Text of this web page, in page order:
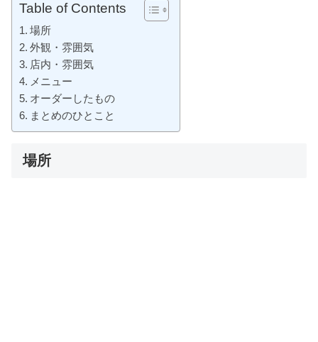
Table of Contents
場所
外観・雰囲気
店内・雰囲気
メニュー
オーダーしたもの
まとめのひとこと
場所